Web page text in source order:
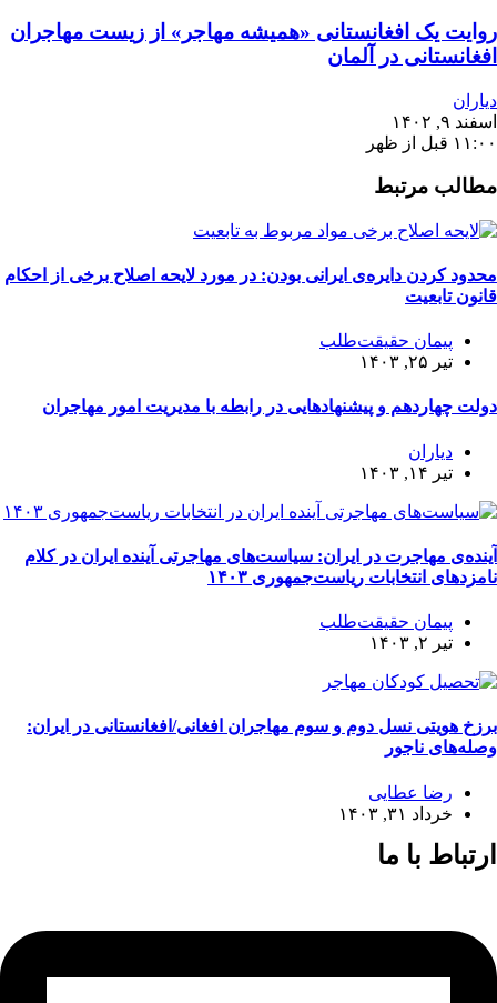
روایت یک افغانستانی «همیشه مهاجر» از زیست مهاجران
افغانستانی در آلمان
دیاران
اسفند ۹, ۱۴۰۲
۱۱:۰۰ قبل از ظهر
مطالب مرتبط
محدود کردن دایره‌ی ایرانی بودن: در مورد لایحه اصلاح برخی از احکام
قانون تابعیت
پیمان حقیقت‌طلب
تیر ۲۵, ۱۴۰۳
دولت چهاردهم و پیشنهادهایی در رابطه با مدیریت امور مهاجران
دیاران
تیر ۱۴, ۱۴۰۳
آینده‌ی مهاجرت در ایران: سیاست‌های مهاجرتی آینده‌‌ ایران در کلام
نامزدهای انتخابات ریاست‌جمهوری ۱۴۰۳
پیمان حقیقت‌طلب
تیر ۲, ۱۴۰۳
برزخ هویتی نسل دوم و سوم مهاجران افغانی/افغانستانی در ایران:
وصله‌های ناجور
رضا عطایی
خرداد ۳۱, ۱۴۰۳
ارتباط با ما